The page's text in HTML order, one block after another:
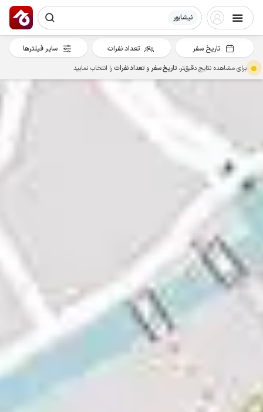
نیشابور
تاریخ سفر تعداد نفرات سایر فیلترها
برای مشاهده نتایج دقیق‌تر، تاریخ سفرو تعداد نفراترا انتخاب نمایید